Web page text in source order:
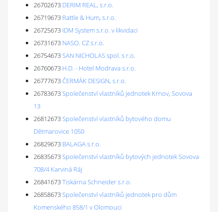
26702673 DERIM REAL, s.r.o.
26719673 Rattle & Hum, s.r.o.
26725673 IDM System s.r.o. v likvidaci
26731673 NASO. CZ s.r.o.
26754673SAN NICHOLAS spol. s r.o.
26760673 H.D. - Hotel Modrava s.r.o.
26777673ČERMÁK DESIGN, s.r.o.
26783673Společenství vlastníků jednotek Krnov, Sovova
13
26812673Společenství vlastníků bytového domu
Dětmarovice 1050
26829673 BALAGA s.r.o.
26835673Společenství vlastníků bytových jednotek Sovova
708/4 Karviná Ráj
26841673Tiskárna Schneider s.r.o.
26858673Společenství vlastníků jednotek pro dům
Komenského 858/1 v Olomouci